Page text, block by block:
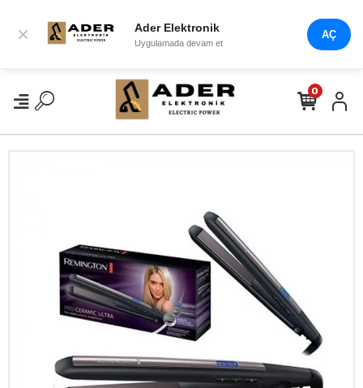
× Ader Elektronik
Uygulamada devam et
AÇ
0